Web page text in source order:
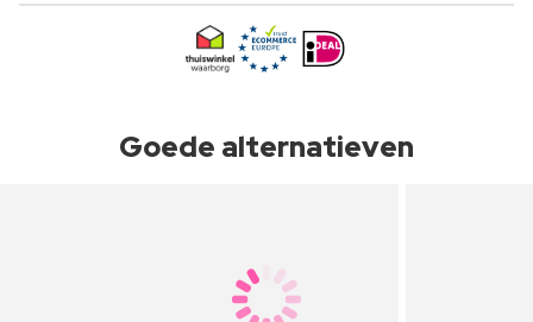
Goede alternatieven